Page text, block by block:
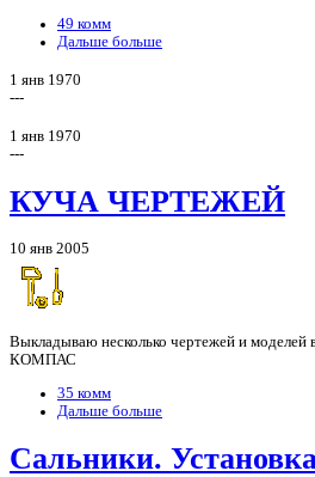
49 комм
Дальше больше
1 янв 1970
---
1 янв 1970
---
КУЧА ЧЕРТЕЖЕЙ
10 янв 2005
Выкладываю несколько чертежей и моделей
КОМПАС
35 комм
Дальше больше
Сальники.